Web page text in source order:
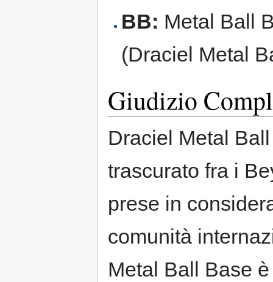
BB: Metal Ball
(Draciel Metal
Giudizio
Draciel Metal
trascurato fra i
prese in
comunità
Metal Ball Base